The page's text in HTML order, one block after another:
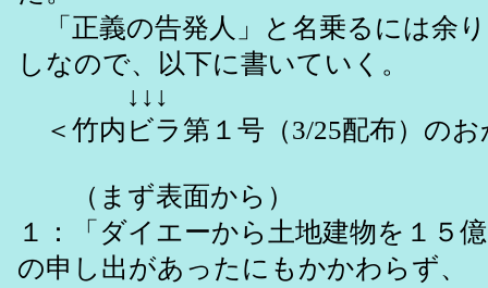
「正義の告発人」と名乗るには余
しなので、以下に書いていく。
↓↓↓
＜竹内ビラ第１号（3/25配布）のお
（まず表面から）
１：「ダイエーから土地建物を１５
の申し出があったにもかかわらず、